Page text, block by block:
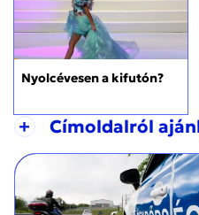
Nyolcévesen a kifutón?
+ Címoldalról